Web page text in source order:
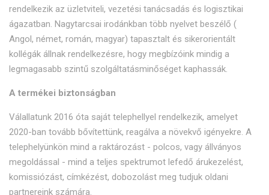
rendelkezik az üzletviteli, vezetési tanácsadás és logisztikai
ágazatban. Nagytarcsai irodánkban több nyelvet beszélő (
Angol, német, román, magyar) tapasztalt és sikerorientált
kollégák állnak rendelkezésre, hogy megbízóink mindig a
legmagasabb szintű szolgáltatásminőséget kaphassák.
A termékei biztonságban
Válallatunk 2016 óta saját telephellyel rendelkezik, amelyet
2020-ban tovább bővítettünk, reagálva a növekvő igényekre. A
telephelyünkön mind a raktározást - polcos, vagy állványos
megoldással - mind a teljes spektrumot lefedő árukezelést,
komissiózást, címkézést, dobozolást meg tudjuk oldani
partnereink számára.